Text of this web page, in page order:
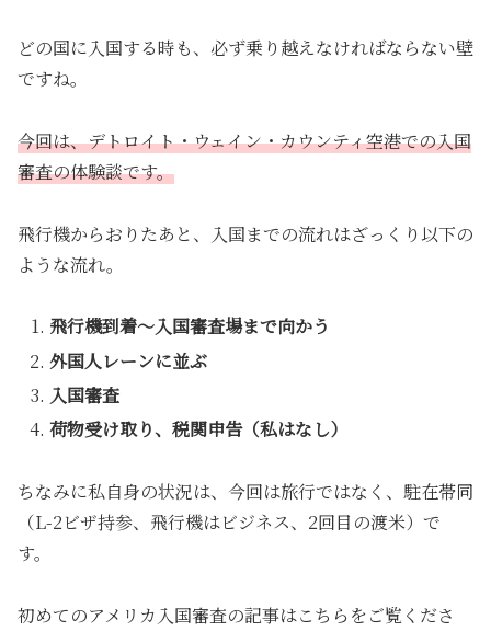
どの国に入国する時も、必ず乗り越えなければならない壁
ですね。
今回は、デトロイト・ウェイン・カウンティ空港での入国
審査の体験談です。
飛行機からおりたあと、入国までの流れはざっくり以下の
ような流れ。
飛行機到着〜入国審査場まで向かう
外国人レーンに並ぶ
入国審査
荷物受け取り、税関申告（私はなし）
ちなみに私自身の状況は、今回は旅行ではなく、駐在帯同
（L-2ビザ持参、飛行機はビジネス、2回目の渡米）で
す。
初めてのアメリカ入国審査の記事はこちらをご覧くださ